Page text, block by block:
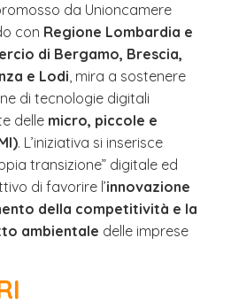
da Unioncamere
con Regione Lombardia e
di Bergamo, Brescia,
e Lodi, mira a sostenere
di tecnologie digitali
delle micro, piccole e
. L’iniziativa si inserisce
transizione” digitale ed
di favorire l’innovazione
della competitività e la
ambientale delle imprese